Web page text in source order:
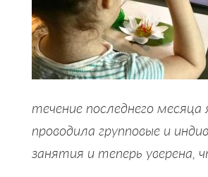
течение последнего
проводила групповые и
занятия и теперь уверена,